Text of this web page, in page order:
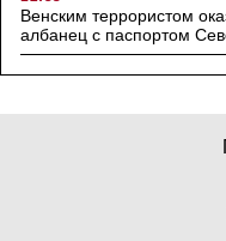
Венским террористом
албанец с паспортом